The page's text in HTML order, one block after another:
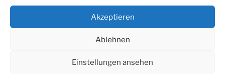
Akzeptieren
Ablehnen
Einstellungen ansehen